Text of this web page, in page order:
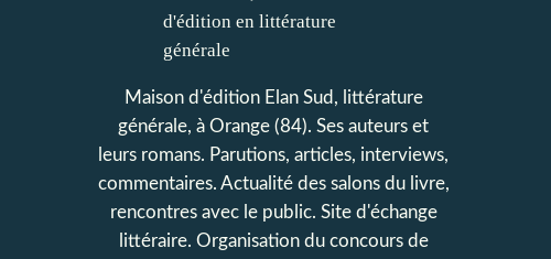
Maison d'édition Elan Sud, littérature
générale, à Orange (84). Ses auteurs et
leurs romans. Parutions, articles, interviews,
commentaires. Actualité des salons du livre,
rencontres avec le public. Site d'échange
littéraire. Organisation du concours de